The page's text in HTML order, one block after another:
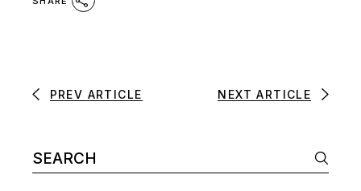
PREV ARTICLE NEXT ARTICLE